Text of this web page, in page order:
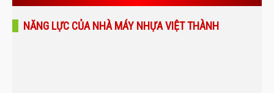
NĂNG LỰC CỦA NHÀ MÁY NHỰA VIỆT THÀNH